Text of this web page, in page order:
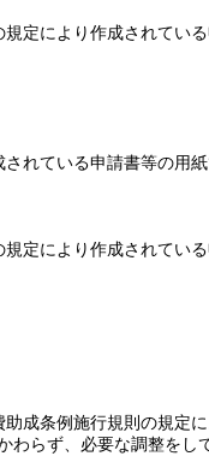
定により作成されてい
れている申請書等の用
定により作成されてい
成条例施行規則の規定
らず、必要な調整をし